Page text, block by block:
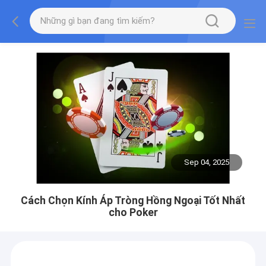
Sep 04, 2025
Cách Chọn Kính Áp Tròng Hồng Ngoại Tốt Nhất
cho Poker